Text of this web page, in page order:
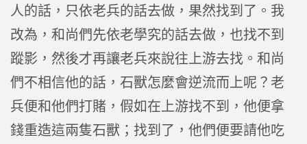
人的話，只依老兵的話去做，果然找到了。我
改為，和尚們先依老學究的話去做，也找不到
蹤影，然後才再讓老兵來說往上游去找。和尚
們不相信他的話，石獸怎麼會逆流而上呢？老
兵便和他們打賭，假如在上游找不到，他便拿
錢重造這兩隻石獸；找到了，他們便要請他吃